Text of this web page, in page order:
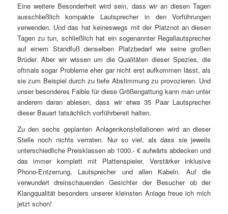
Eine weitere Besonderheit wird sein, dass wir an diesen Tagen
ausschließlich kompakte Lautsprecher in den Vorführungen
verwenden. Und das hat keineswegs mit der Platznot an diesen
Tagen zu tun, schließlich hat ein sogenannter Regallautsprecher
auf einem Standfuß denselben Platzbedarf wie seine großen
Brüder. Aber wir wissen um die Qualitäten dieser Spezies, die
oftmals sogar Probleme eher gar nicht erst aufkommen lässt, als
sie zum Beispiel durch zu tiefe Abstimmung zu provozieren. Und
unser besonderes Faible für diese Größengattung kann man unter
anderem daran ablesen, dass wir etwa 35 Paar Lautsprecher
dieser Bauart tatsächlich vorführbereit halten.
Zu den sechs geplanten Anlagenkonstellationen wird an dieser
Stelle noch nichts verraten. Nur so viel, als dass sie jeweils
unterschiedliche Preisklassen ab 1000.- € aufwärts abdecken und
das immer komplett mit Plattenspieler, Verstärker inklusive
Phono-Entzerrung, Lautsprecher und allen Kabeln. Auf die
verwundert dreinschauenden Gesichter der Besucher ob der
Klangqualität besonders unserer kleinsten Anlage freue ich mich
jetzt schon!